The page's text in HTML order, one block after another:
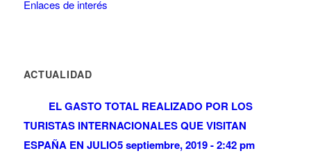
Enlaces de interés
ACTUALIDAD
EL GASTO TOTAL REALIZADO POR LOS
TURISTAS INTERNACIONALES QUE VISITAN
ESPAÑA EN JULIO5 septiembre, 2019 - 2:42 pm